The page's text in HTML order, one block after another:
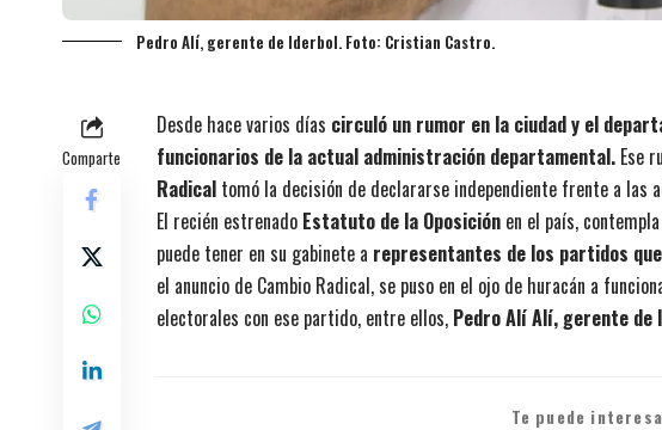
Pedro Alí, gerente de Iderbol. Foto: Cristian Castro.
Comparte
Desde hace varios días circuló un rumor en la ciudad y el
funcionarios de la actual administración departamental. Ese
Radical tomó la decisión de declararse independiente frente a las
El recién estrenado Estatuto de la Oposición en el país,
puede tener en su gabinete a representantes de los partidos
el anuncio de Cambio Radical, se puso en el ojo de huracán a
electorales con ese partido, entre ellos, Pedro Alí Alí, gerente de
Te puede